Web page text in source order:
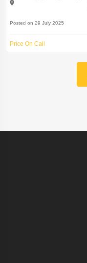
Posted on 29 July 2025
Price On Call